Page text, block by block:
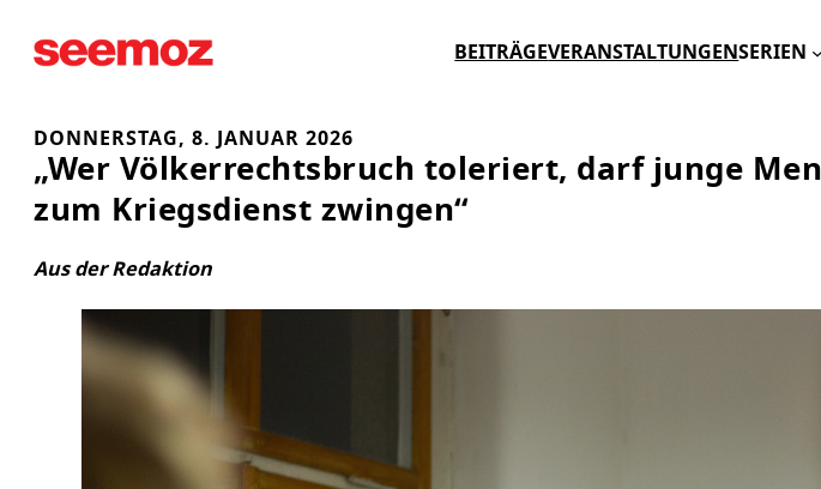
Inhalt
BEITRÄGEVERANSTALTUNGENSERIEN
DONNERSTAG, 8. JANUAR 2026
„Wer Völkerrechtsbruch toleriert, darf junge
zum Kriegsdienst zwingen“
Aus der Redaktion